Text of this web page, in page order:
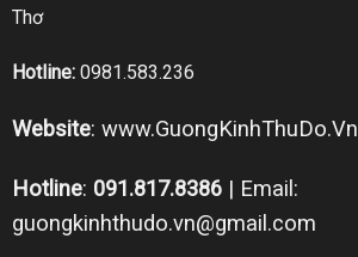
Thơ
Hotline: 0981.583.236
Website: www.GuongKinhThuDo.Vn
Hotline: 091.817.8386| Email:
guongkinhthudo.vn@gmail.com